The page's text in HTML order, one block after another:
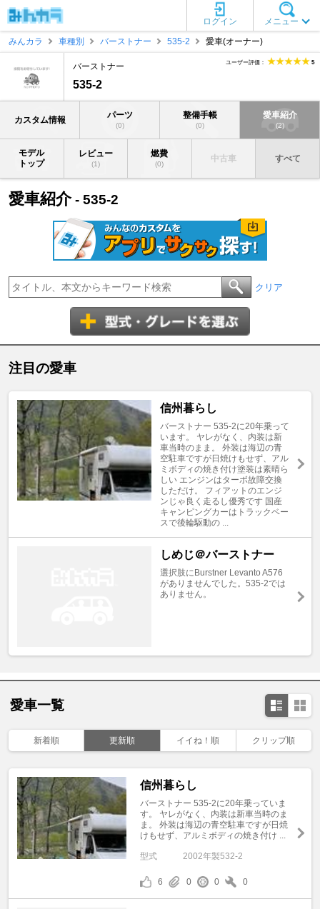
メニュー
ログイン
みんカラ
車種別 バーストナー 535-2 愛車(オーナー)
バーストナー
535-2
ユーザー評価： 5
カスタム情報 パーツ
(0)
整備手帳
(0)
愛車紹介
(2)
モデル
トップ
レビュー
(1)
燃費
(0)
中古車 すべて
愛車紹介- 535-2
クリア
注目の愛車
信州暮らし
バーストナー 535-2に20年乗って
います。 ヤレがなく、内装は新
車当時のまま。 外装は海辺の青
空駐車ですが日焼けもせず、アル
ミボディの焼き付け塗装は素晴ら
しい エンジンはターボ故障交換
しただけ。 フィアットのエンジ
ンじゃ良く走るし優秀です 国産
キャンピングカーはトラックベー
スで後輪駆動の ...
しめじ＠バーストナー
選択肢にBurstner Levanto A576
がありませんでした。535-2では
ありません。
愛車一覧
新着順 更新順 イイね！順 クリップ順
信州暮らし
バーストナー 535-2に20年乗っていま
す。 ヤレがなく、内装は新車当時のま
ま。 外装は海辺の青空駐車ですが日焼
けもせず、アルミボディの焼き付け ...
型式 2002年製532-2
6 0 0 0